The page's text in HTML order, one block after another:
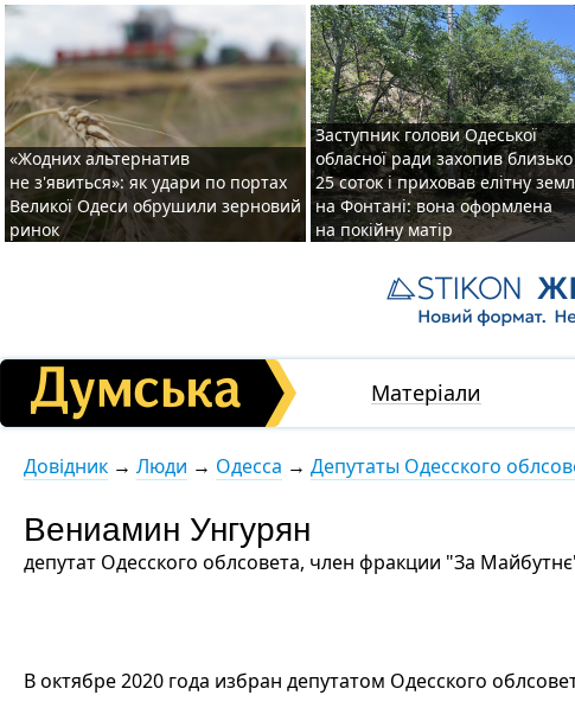
«Жодних альтернатив
не з'явиться»: як удари по портах
Великої Одеси обрушили зерновий
ринок
Заступник голови Одеської
обласної ради захопив близько
25 соток і приховав елітну
на Фонтані: вона оформлена
на покійну матір
Матеріали
Довідник → Люди → Одесса → Депутаты Одесского
Вениамин Унгурян
депутат Одесского облсовета, член фракции "За
В октябре 2020 года избран депутатом Одесского